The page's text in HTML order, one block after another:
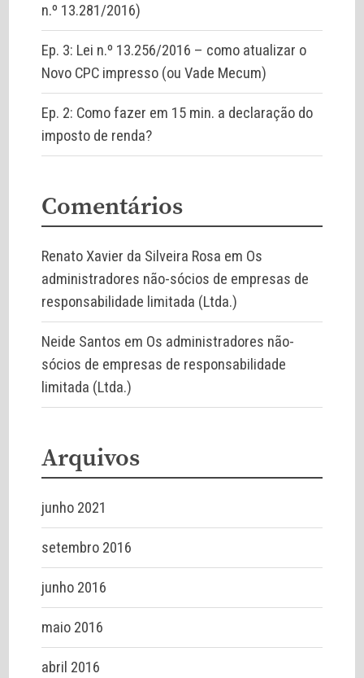
n.º 13.281/2016)
Ep. 3: Lei n.º 13.256/2016 – como atualizar o
Novo CPC impresso (ou Vade Mecum)
Ep. 2: Como fazer em 15 min. a declaração do
imposto de renda?
Comentários
Renato Xavier da Silveira Rosa em Os
administradores não-sócios de empresas de
responsabilidade limitada (Ltda.)
Neide Santos em Os administradores não-
sócios de empresas de responsabilidade
limitada (Ltda.)
Arquivos
junho 2021
setembro 2016
junho 2016
maio 2016
abril 2016